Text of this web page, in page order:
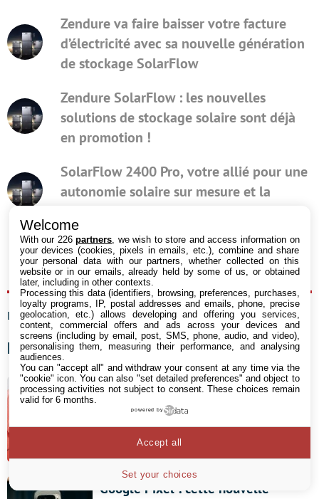
Zendure va faire baisser votre facture
d’électricité avec sa nouvelle génération
de stockage SolarFlow
Zendure SolarFlow : les nouvelles
solutions de stockage solaire sont déjà
en promotion !
SolarFlow 2400 Pro, votre allié pour une
autonomie solaire sur mesure et la
FacebookMessengerTwitter Linkedin WhatsappReddit
Les commentaires sont fermés.
Les derniers articles
L’iPhone 18 Pro retardé à cause des
pénuries de RAM ?
7 août 2026 17:37
Google Pixel : cette nouvelle
Welcome
With our 226partners , we wish to store and access information on
your devices (cookies, pixels in emails, etc.), combine and share
your personal data with our partners, whether collected on this
website or in our emails, already held by some of us, or obtained
later, including in other contexts.
Processing this data (identifiers, browsing, preferences, purchases,
loyalty programs, IP, postal addresses and emails, phone, precise
geolocation, etc.) allows developing and offering you services,
content, commercial offers and ads across your devices and
screens (including by email, post, SMS, phone, audio, and video),
personalising them, measuring their performance, and analysing
audiences.
You can "accept all" and withdraw your consent at any time via the
"cookie" icon. You can also "set detailed preferences" and object to
processing activities not subject to consent. These choices remain
valid for 6 months.
powered by
Set your choices
Accept all